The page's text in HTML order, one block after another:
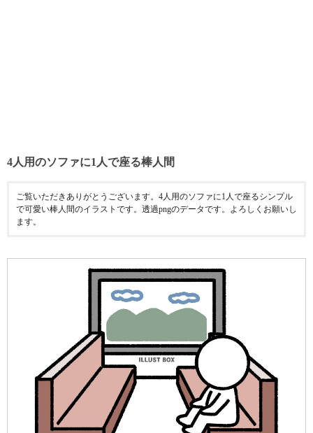
4人用のソファに1人で座る棒人間
ご覧いただきありがとうございます。4人用のソファに1人で座るシンプル
で可愛い棒人間のイラストです。透過pngのデータです。よろしくお願いし
ます。